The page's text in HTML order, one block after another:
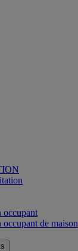
occupant
de maison